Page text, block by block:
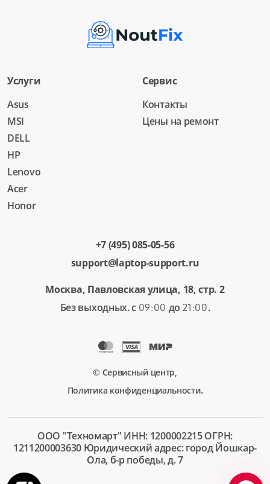
Услуги
Asus
MSI
DELL
HP
Lenovo
Acer
Honor
Сервис
Контакты
Цены на ремонт
+7 (495) 085-05-56
support@laptop-support.ru
Москва, Павловская улица, 18, стр. 2
Без выходных. с 09:00 до 21:00.
© Сервисный центр,
Политика конфиденциальности.
ООО "Техномарт" ИНН: 1200002215 ОГРН:
1211200003630 Юридический адрес: город Йошкар-
Ола, б-р победы, д. 7
+7 (495)